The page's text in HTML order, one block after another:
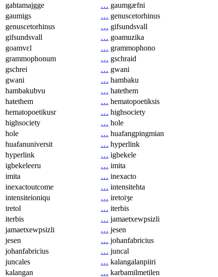
gahtamajgge
… gaumgæfni
gaumigs
… genuscetorhinus
genuscetorhinus
… gifsundsvall
gifsundsvall
… goamuzika
goamvɛl
… grammophono
grammophonum
… gschraid
gschrei
… gwani
gwani
… hambaku
hambakubvu
… hatethem
hatethem
… hematopoetiksis
hematopoetikusr
… highsociety
highsociety
… hole
hole
… huafangpingmian
huafanuniversit
… hyperlink
hyperlink
… igbekele
igbekeleeru
… imita
imita
… inexacto
inexactoutcome
… intensitehta
intensiteioniqu
… iretoiʒe
iretol
… iterbis
iterbis
… jamaetxewpsizli
jamaetxewpsizli
… jesen
jesen
… johanfabricius
johanfabricius
… juncal
juncales
… kalangalanpiiri
kalangan
… karbamilmetilen